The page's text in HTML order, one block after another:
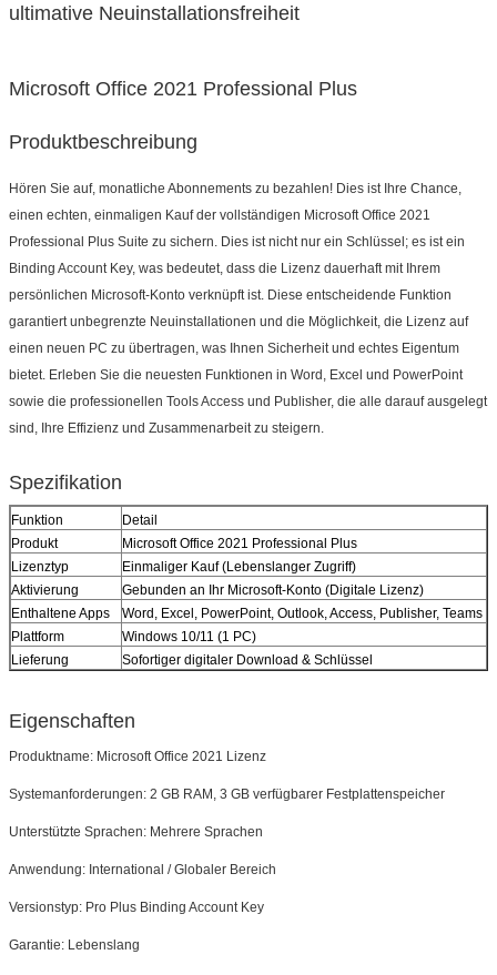
Hinterlass eine Nachricht
Wir rufen Sie bald zurück!
EINREICHUNGEN
ultimative Neuinstallationsfreiheit
Microsoft Office 2021 Professional Plus
Produktbeschreibung
Hören Sie auf, monatliche Abonnements zu bezahlen! Dies ist Ihre Chance,
einen echten, einmaligen Kauf der vollständigen Microsoft Office 2021
Professional Plus Suite zu sichern. Dies ist nicht nur ein Schlüssel; es ist ein
Binding Account Key, was bedeutet, dass die Lizenz dauerhaft mit Ihrem
persönlichen Microsoft-Konto verknüpft ist. Diese entscheidende Funktion
garantiert unbegrenzte Neuinstallationen und die Möglichkeit, die Lizenz auf
einen neuen PC zu übertragen, was Ihnen Sicherheit und echtes Eigentum
bietet. Erleben Sie die neuesten Funktionen in Word, Excel und PowerPoint
sowie die professionellen Tools Access und Publisher, die alle darauf ausgelegt
sind, Ihre Effizienz und Zusammenarbeit zu steigern.
Spezifikation
Funktion
Detail
Produkt
Microsoft Office 2021 Professional Plus
Lizenztyp
Einmaliger Kauf (Lebenslanger Zugriff)
Aktivierung
Gebunden an Ihr Microsoft-Konto (Digitale Lizenz)
Enthaltene Apps
Word, Excel, PowerPoint, Outlook, Access, Publisher, Teams
Plattform
Windows 10/11 (1 PC)
Lieferung
Sofortiger digitaler Download & Schlüssel
Eigenschaften
Produktname: Microsoft Office 2021 Lizenz
Systemanforderungen: 2 GB RAM, 3 GB verfügbarer Festplattenspeicher
Unterstützte Sprachen: Mehrere Sprachen
Anwendung: International / Globaler Bereich
Versionstyp: Pro Plus Binding Account Key
Garantie: Lebenslang